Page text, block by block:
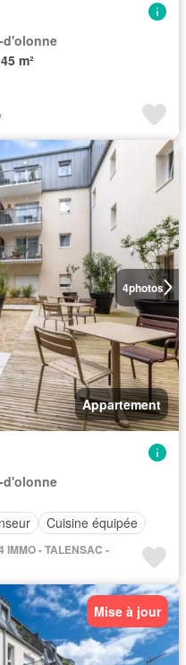
d'olonne
45 m²
4photos
Appartement
d'olonne
Cuisine équipée
IMMO - TALENSAC -
Mise à jour